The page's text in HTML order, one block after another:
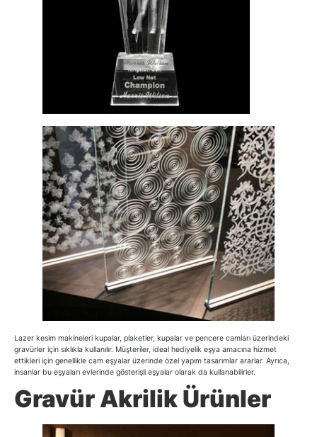
Lazer kesim makineleri kupalar, plaketler, kupalar ve pencere camları üzerindeki
gravürler için sıklıkla kullanılır. Müşteriler, ideal hediyelik eşya amacına hizmet
ettikleri için genellikle cam eşyalar üzerinde özel yapım tasarımlar ararlar. Ayrıca,
insanlar bu eşyaları evlerinde gösterişli eşyalar olarak da kullanabilirler.
Gravür Akrilik Ürünler